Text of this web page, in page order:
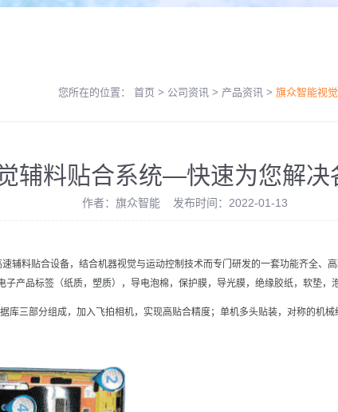
您所在的位置： 首页 > 公司资讯 > 产品资讯 > 旗众智能视
辅料贴合系统—快速为您解决
作者：旗众智能 发布时间：2022-01-13
辅料贴合设备，结合机器视觉与运动控制技术而专门研发的一套功能齐全、
产品标签（纸质，塑质），导电泡棉，保护膜，导光膜，绝缘胶纸，软垫，
库三部分组成，加入飞拍相机，实现高贴合精度；单机多头贴装，对称的机械